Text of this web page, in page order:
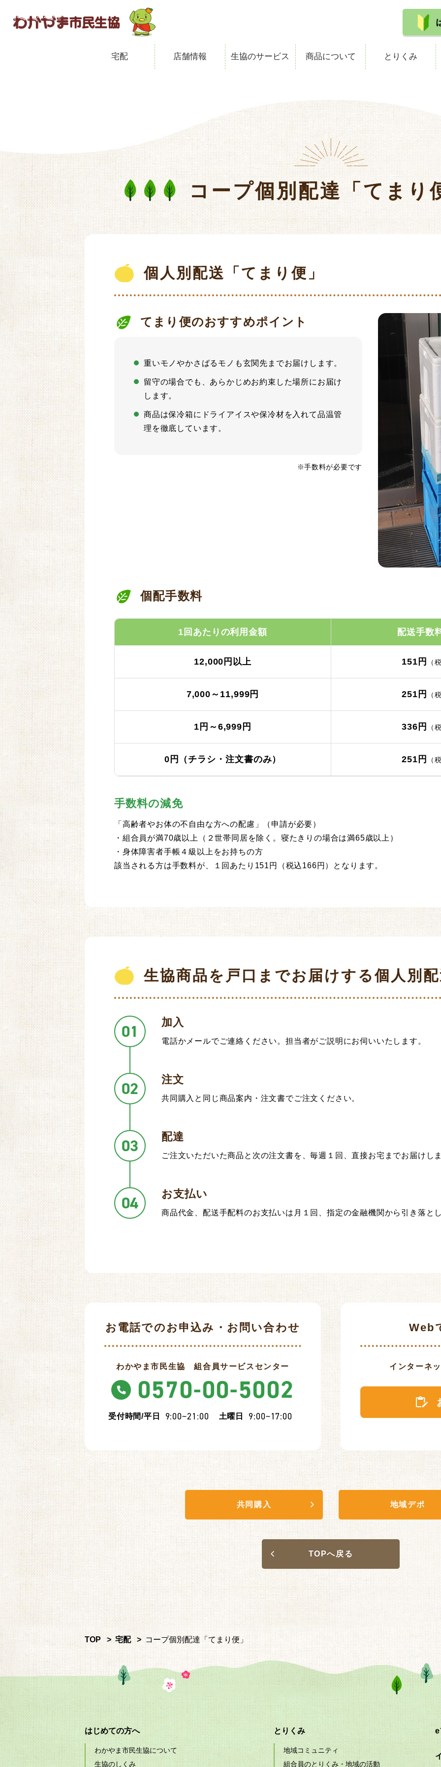
宅配 店舗情報 生協のサービス 商品について とりくみ
コープ個別配達「てまり
個人別配送「てまり便」
てまり便のおすすめポイント
重いモノやかさばるモノも玄関先までお届けします。
留守の場合でも、あらかじめお約束した場所にお届け
します。
商品は保冷箱にドライアイスや保冷材を入れて品温管
理を徹底しています。
※手数料が必要です
個配手数料
1回あたりの利用金額 配送手数
12,000円以上 151円 （
7,000～11,999円 251円 （
1円～6,999円 336円 （
0円（チラシ・注文書のみ） 251円 （
手数料の減免
「高齢者やお体の不自由な方への配慮」（申請が必要）
・組合員が満70歳以上（２世帯同居を除く。寝たきりの場合は満65歳以上）
・身体障害者手帳４級以上をお持ちの方
該当される方は手数料が、１回あたり151円（税込166円）となります。
生協商品を戸口までお届けする個人別
01 加入
電話かメールでご連絡ください。担当者がご説明にお伺いいたします。
02 注文
共同購入と同じ商品案内・注文書でご注文ください。
03 配達
ご注文いただいた商品と次の注文書を、毎週１回、直接お宅までお届けし
04 お支払い
商品代金、配送手配料のお支払いは月１回、指定の金融機関から引き落と
お電話でのお申込み・ お問い合わせ
わかやま市民生協 組合員サービスセンター
0570-00-5002
受付時間/平日 9:00~21:00 土曜日 9:00~17:00
Web
インターネ
共同購入 地域デポ
TOPへ戻る
TOP 宅配 コープ個別配達「てまり便」
はじめての方へ
わかやま市民生協について
生協のしくみ
とりくみ
地域コミュニティ
組合員のとりくみ・地域の活動
e